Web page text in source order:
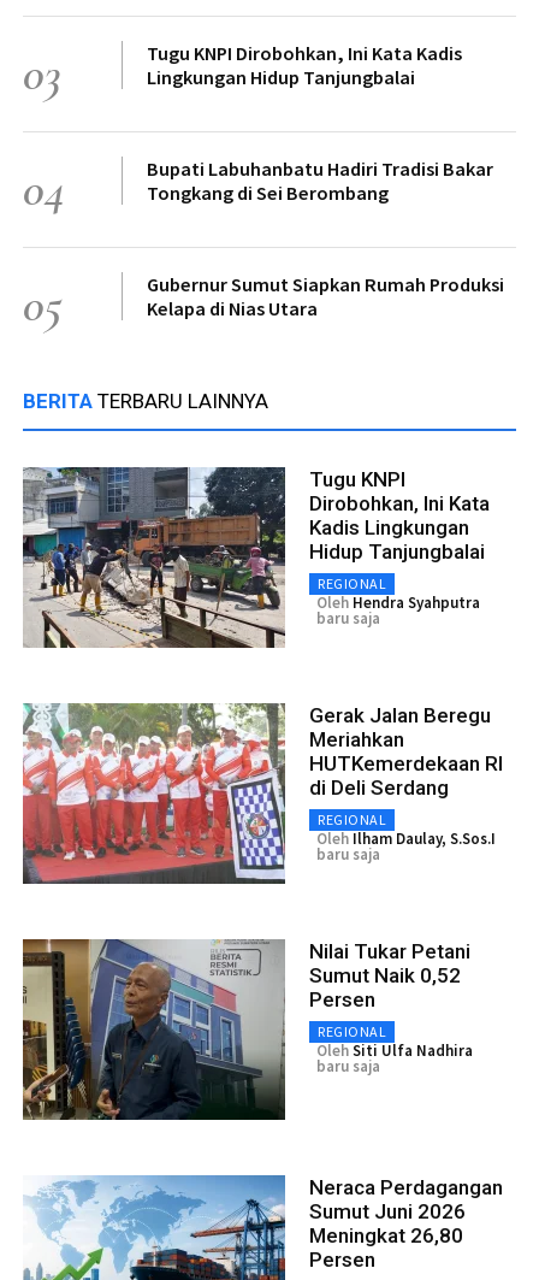
03
Tugu KNPI Dirobohkan, Ini Kata Kadis
Lingkungan Hidup Tanjungbalai
04
Bupati Labuhanbatu Hadiri Tradisi Bakar
Tongkang di Sei Berombang
05
Gubernur Sumut Siapkan Rumah Produksi
Kelapa di Nias Utara
BERITA TERBARU LAINNYA
Tugu KNPI
Dirobohkan, Ini Kata
Kadis Lingkungan
Hidup Tanjungbalai
REGIONAL
Oleh Hendra Syahputra
baru saja
Gerak Jalan Beregu
Meriahkan
HUTKemerdekaan RI
di Deli Serdang
REGIONAL
Oleh Ilham Daulay, S.Sos.I
baru saja
Nilai Tukar Petani
Sumut Naik 0,52
Persen
REGIONAL
OlehSiti Ulfa Nadhira
baru saja
Neraca Perdagangan
Sumut Juni 2026
Meningkat 26,80
Persen